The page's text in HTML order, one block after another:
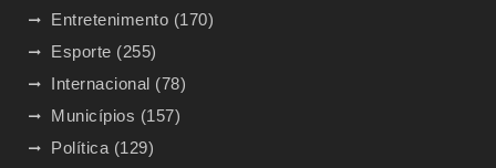
Entretenimento (170)
Esporte (255)
Internacional (78)
Municípios (157)
Política (129)